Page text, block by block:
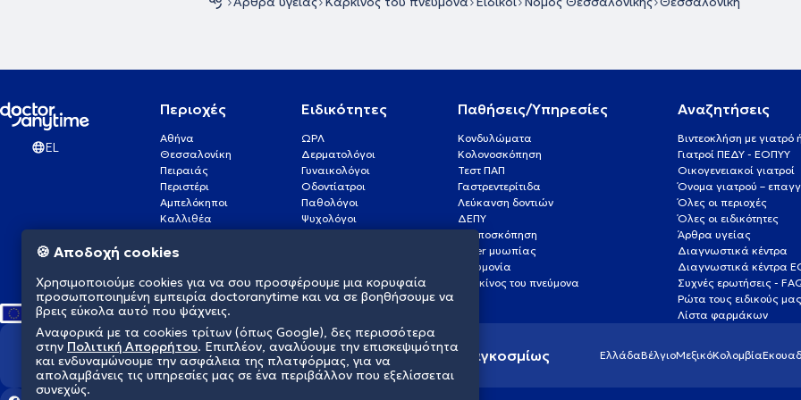
EL
Περιοχές
Αθήνα
Θεσσαλονίκη
Πειραιάς
Περιστέρι
Αμπελόκηποι
Καλλιθέα
Πάτρα
Γλυφάδα
Νέα Σμύρνη
Ειδικότητες
ΩΡΛ
Δερματολόγοι
Γυναικολόγοι
Οδοντίατροι
Παθολόγοι
Ψυχολόγοι
Οφθαλμίατροι
Καρδιολόγοι
Παθήσεις/Υπηρεσίες
Κονδυλώματα
Κολονοσκόπηση
Τεστ ΠΑΠ
Γαστρεντερίτιδα
Λεύκανση δοντιών
ΔΕΠΥ
Κολποσκόπηση
Laser μυωπίας
Πνευμονία
Καρκίνος του πνεύμονα
Αναζητήσεις
Βιντεοκλήση με
Γιατροί ΠΕΔΥ - ΕΟΠΥΥ
Οικογενειακοί γιατροί
Όνομα γιατρού –
Όλες οι περιοχές
Όλες οι ειδικότητες
Άρθρα υγείας
Διαγνωστικά κέντρα
Διαγνωστικά κέντρα
Συχνές ερωτήσεις -
Ρώτα τους ειδικούς
Λίστα φαρμάκων
Διαμορφώνουμε το μέλλον της υγείας παγκοσμίως ΕλλάδαΒέλγιοΜεξικόΚολομβία
🍪 Αποδοχή cookies
Χρησιμοποιούμε cookies για να σου προσφέρουμε μια κορυφαία
προσωποποιημένη εμπειρία doctoranytime και να σε βοηθήσουμε να
βρεις εύκολα αυτό που ψάχνεις.
Αναφορικά με τα cookies τρίτων (όπως Google), δες περισσότερα
στην Πολιτική Απορρήτου. Επιπλέον, αναλύουμε την επισκεψιμότητα
και ενδυναμώνουμε την ασφάλεια της πλατφόρμας, για να
απολαμβάνεις τις υπηρεσίες μας σε ένα περιβάλλον που εξελίσσεται
συνεχώς.